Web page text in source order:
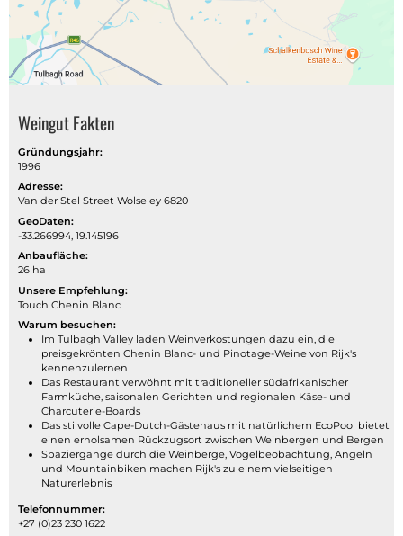
Weingut Fakten
Gründungsjahr:
1996
Adresse:
Van der Stel Street Wolseley 6820
GeoDaten:
-33.266994, 19.145196
Anbaufläche:
26 ha
Unsere Empfehlung:
Touch Chenin Blanc
Warum besuchen:
Im Tulbagh Valley laden Weinverkostungen dazu ein, die
preisgekrönten Chenin Blanc- und Pinotage-Weine von Rijk's
kennenzulernen
Das Restaurant verwöhnt mit traditioneller südafrikanischer
Farmküche, saisonalen Gerichten und regionalen Käse- und
Charcuterie-Boards
Das stilvolle Cape-Dutch-Gästehaus mit natürlichem EcoPool bietet
einen erholsamen Rückzugsort zwischen Weinbergen und Bergen
Spaziergänge durch die Weinberge, Vogelbeobachtung, Angeln
und Mountainbiken machen Rijk's zu einem vielseitigen
Naturerlebnis
Telefonnummer:
+27 (0)23 230 1622